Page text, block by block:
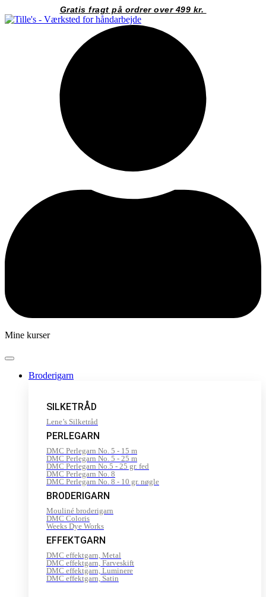
til
Gratis fragt på ordrer over 499 kr.
Mine kurser
Broderigarn
SILKETRÅD
Lene’s Silketråd
PERLEGARN
DMC Perlegarn No. 5 - 15 m
DMC Perlegarn No. 5 - 25 m
DMC Perlegarn No.5 - 25 gr. fed
DMC Perlegarn No. 8
DMC Perlegarn No. 8 - 10 gr. nøgle
BRODERIGARN
Mouliné broderigarn
DMC Coloris
Weeks Dye Works
EFFEKTGARN
DMC effektgarn, Metal
DMC effektgarn, Farveskift
DMC effektgarn, Luminere
DMC effektgarn, Satin